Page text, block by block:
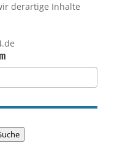
derartige Inhalte